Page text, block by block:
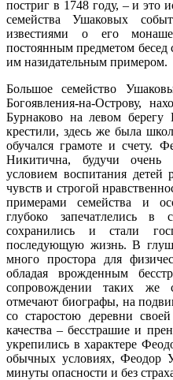
постриг в 1748 году, – и это
семейства Ушаковых
известиями о его
постоянным предметом бесед
им назидательным примером.
Большое семейство
Богоявления-на-Острову,
Бурнаково на левом
крестили, здесь же была
обучался грамоте и счету.
Никитична, будучи очень
условием воспитания детей
чувств и строгой
примерами семейства и
глубоко запечатлелись в
сохранились и стали
последующую жизнь. В
много простора для
обладая врожденным
сопровождении таких же
отмечают биографы, на
со старостою деревни
качества – бесстрашие и
укрепились в характере
обычных условиях, Феодор
минуты опасности и без